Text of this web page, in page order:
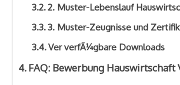
2. Muster-Lebenslauf
3. Muster-Zeugnisse und
Ver verfÃ¼gbare Downloads
FAQ: Bewerbung Hauswirtschaft